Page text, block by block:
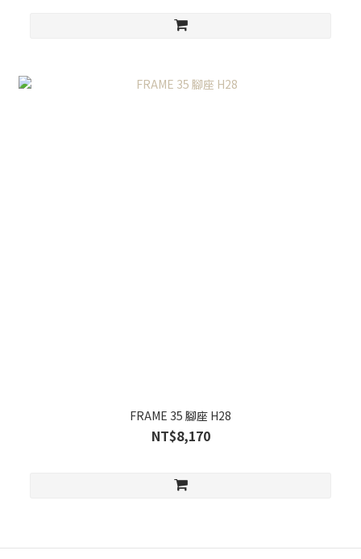
FRAME 35 腳座 H28
NT$8,170